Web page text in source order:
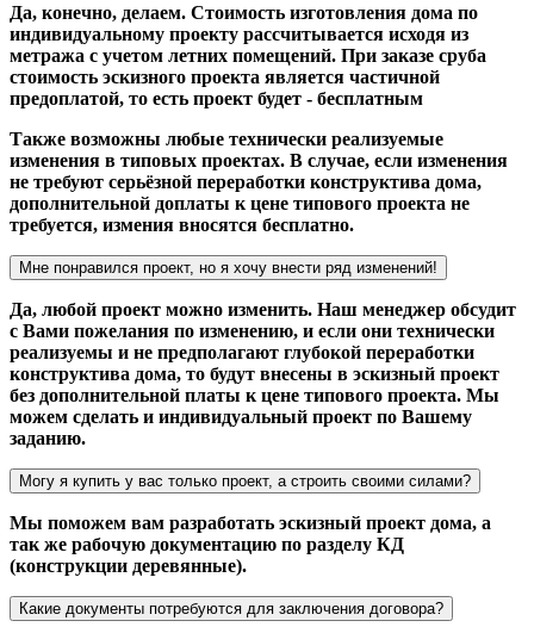
Да, конечно, делаем. Стоимость изготовления дома по
индивидуальному проекту рассчитывается исходя из
метража с учетом летних помещений. При заказе сруба
стоимость эскизного проекта является частичной
предоплатой, то есть проект будет - бесплатным
Также возможны любые технически реализуемые
изменения в типовых проектах. В случае, если изменения
не требуют серьёзной переработки конструктива дома,
дополнительной доплаты к цене типового проекта не
требуется, измения вносятся бесплатно.
Мне понравился проект, но я хочу внести ряд изменений!
Да, любой проект можно изменить. Наш менеджер обсудит
с Вами пожелания по изменению, и если они технически
реализуемы и не предполагают глубокой переработки
конструктива дома, то будут внесены в эскизный проект
без дополнительной платы к цене типового проекта. Мы
можем сделать и индивидуальный проект по Вашему
заданию.
Могу я купить у вас только проект, а строить своими силами?
Мы поможем вам разработать эскизный проект дома, а
так же рабочую документацию по разделу КД
(конструкции деревянные).
Какие документы потребуются для заключения договора?